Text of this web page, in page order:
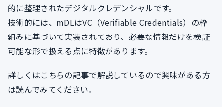
的に整理されたデジタルクレデンシャルです。
技術的には、mDLはVC（Verifiable Credentials）の枠
組みに基づいて実装されており、必要な情報だけを検証
可能な形で扱える点に特徴があります。
詳しくはこちらの記事で解説しているので興味がある方
は読んでみてください。